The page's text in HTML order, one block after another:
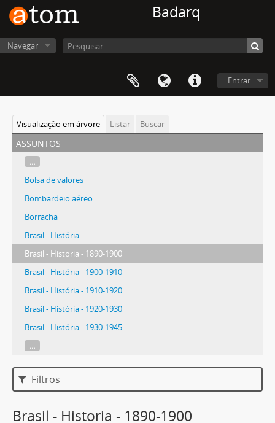
Badarq
Navegar
Entrar
Visualização em árvore Listar Buscar
assuntos
...
Bolsa de valores
Bombardeio aéreo
Borracha
Brasil - História
Brasil - Historia - 1890-1900
Brasil - História - 1900-1910
Brasil - História - 1910-1920
Brasil - História - 1920-1930
Brasil - História - 1930-1945
...
Filtros
Brasil - Historia - 1890-1900